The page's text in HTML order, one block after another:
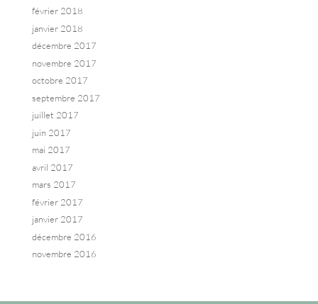
février 2018
janvier 2018
décembre 2017
novembre 2017
octobre 2017
septembre 2017
juillet 2017
juin 2017
mai 2017
avril 2017
mars 2017
février 2017
janvier 2017
décembre 2016
novembre 2016